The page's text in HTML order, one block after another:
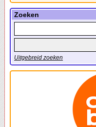
Zoeken
Uitgebreid zoeken